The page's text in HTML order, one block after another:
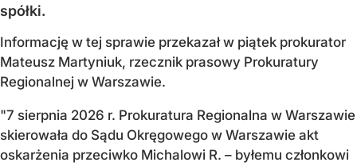
spółki.
Informację w tej sprawie przekazał w piątek prokurator
Mateusz Martyniuk, rzecznik prasowy Prokuratury
Regionalnej w Warszawie.
"7 sierpnia 2026 r. Prokuratura Regionalna w Warszawie
skierowała do Sądu Okręgowego w Warszawie akt
oskarżenia przeciwko Michalowi R. – byłemu członkowi